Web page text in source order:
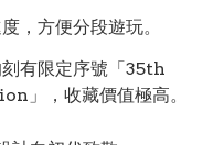
，方便分段遊玩。
有限定序號「35th
，收藏價值極高。